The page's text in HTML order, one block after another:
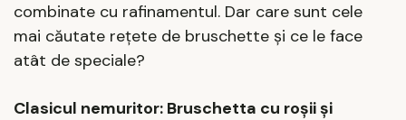
combinate cu rafinamentul. Dar care sunt cele
mai căutate rețete de bruschette și ce le face
atât de speciale?
Clasicul nemuritor: Bruschetta cu roșii și